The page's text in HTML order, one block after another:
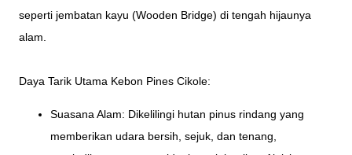
seperti jembatan kayu (Wooden Bridge) di tengah hijaunya
alam.
Daya Tarik Utama Kebon Pines Cikole:
Suasana Alam: Dikelilingi hutan pinus rindang yang
memberikan udara bersih, sejuk, dan tenang,